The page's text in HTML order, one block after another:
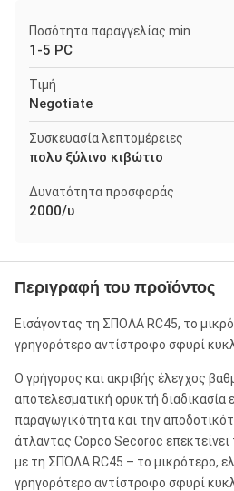
Ποσότητα παραγγελίας min
1-5 PC
Τιμή
Negotiate
Συσκευασία λεπτομέρειες
πολυ ξύλινο κιβώτιο
Δυνατότητα προσφοράς
2000/υ
Περιγραφή του προϊόντος
Εισάγοντας τη ΣΠΟΛΑ RC45, το
γρηγορότερο αντίστροφο σφυρί
Ο γρήγορος και ακριβής έλεγχος
αποτελεσματική ορυκτή διαδικασία
παραγωγικότητα και την
άτλαντας Copco Secoroc
με τη ΣΠΌΛΑ RC45 – το μικρότερο,
γρηγορότερο αντίστροφο σφυρί